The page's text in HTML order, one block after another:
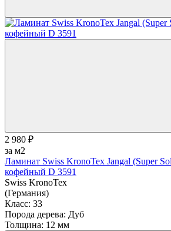
2 980 ₽
за м2
Ламинат Swiss KronoTex Jangal (Super
кофейный D 3591
Swiss KronoTex
(Германия)
Класс: 33
Порода дерева: Дуб
Толщина: 12 мм